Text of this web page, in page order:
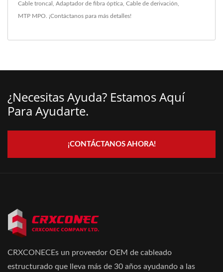
Cable troncal Adaptador de fibra óptica Cable de derivación
MTP MPO ¡Contáctanos para más detalles!
¿Necesitas Ayuda? Estamos Aquí
Para Ayudarte.
¡CONTÁCTANOS AHORA!
CRXCONECEs un proveedor OEM de cableado
estructurado que lleva más de 30 años ayudando a las